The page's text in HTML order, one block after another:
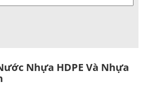
Nhựa HDPE Và Nhựa